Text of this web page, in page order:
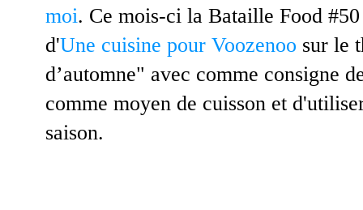
moi. Ce mois-ci la Bataille Food
d'Une cuisine pour Voozenoo sur le
d’automne" avec comme consigne
comme moyen de cuisson et
saison.